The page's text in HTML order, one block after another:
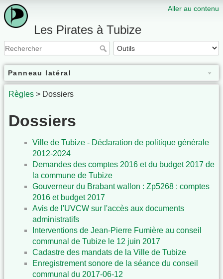
Aller au contenu
Les Pirates à Tubize
Panneau latéral
Règles > Dossiers
Dossiers
Ville de Tubize - Déclaration de politique générale
2012-2024
Demandes des comptes 2016 et du budget 2017 de
la commune de Tubize
Gouverneur du Brabant wallon : Zp5268 : comptes
2016 et budget 2017
Avis de l'UVCW sur l'accès aux documents
administratifs
Interventions de Jean-Pierre Fumière au conseil
communal de Tubize le 12 juin 2017
Cadastre des mandats de la Ville de Tubize
Enregistrement sonore de la séance du conseil
communal du 2017-06-12